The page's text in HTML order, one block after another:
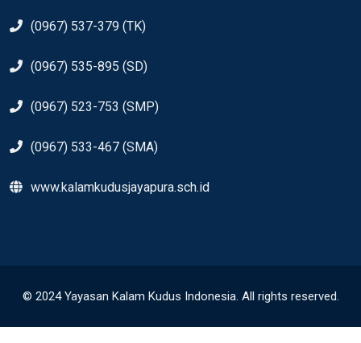
(0967) 537-379 (TK)
(0967) 535-895 (SD)
(0967) 523-753 (SMP)
(0967) 533-467 (SMA)
www.kalamkudusjayapura.sch.id
© 2024 Yayasan Kalam Kudus Indonesia. All rights reserved.